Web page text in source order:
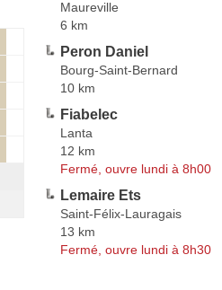
Maureville
6 km
Peron Daniel
Bourg-Saint-Bernard
10 km
Fiabelec
Lanta
12 km
Fermé, ouvre lundi à 8h00
Lemaire Ets
Saint-Félix-Lauragais
13 km
Fermé, ouvre lundi à 8h30